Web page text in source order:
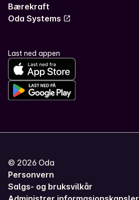
Bærekraft
Oda Systems
Last ned appen
© 2026 Oda
Personvern
Salgs- og bruksvilkår